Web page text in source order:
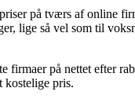
på tværs af online
lige så vel som til
firmaer på nettet efter
kostelige pris.